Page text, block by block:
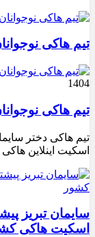
تیم هاکی
1404
تیم هاکی
تیم هاکی دختر
اسکیت اینلاین
سایمان تبریز
اسکیت هاکی